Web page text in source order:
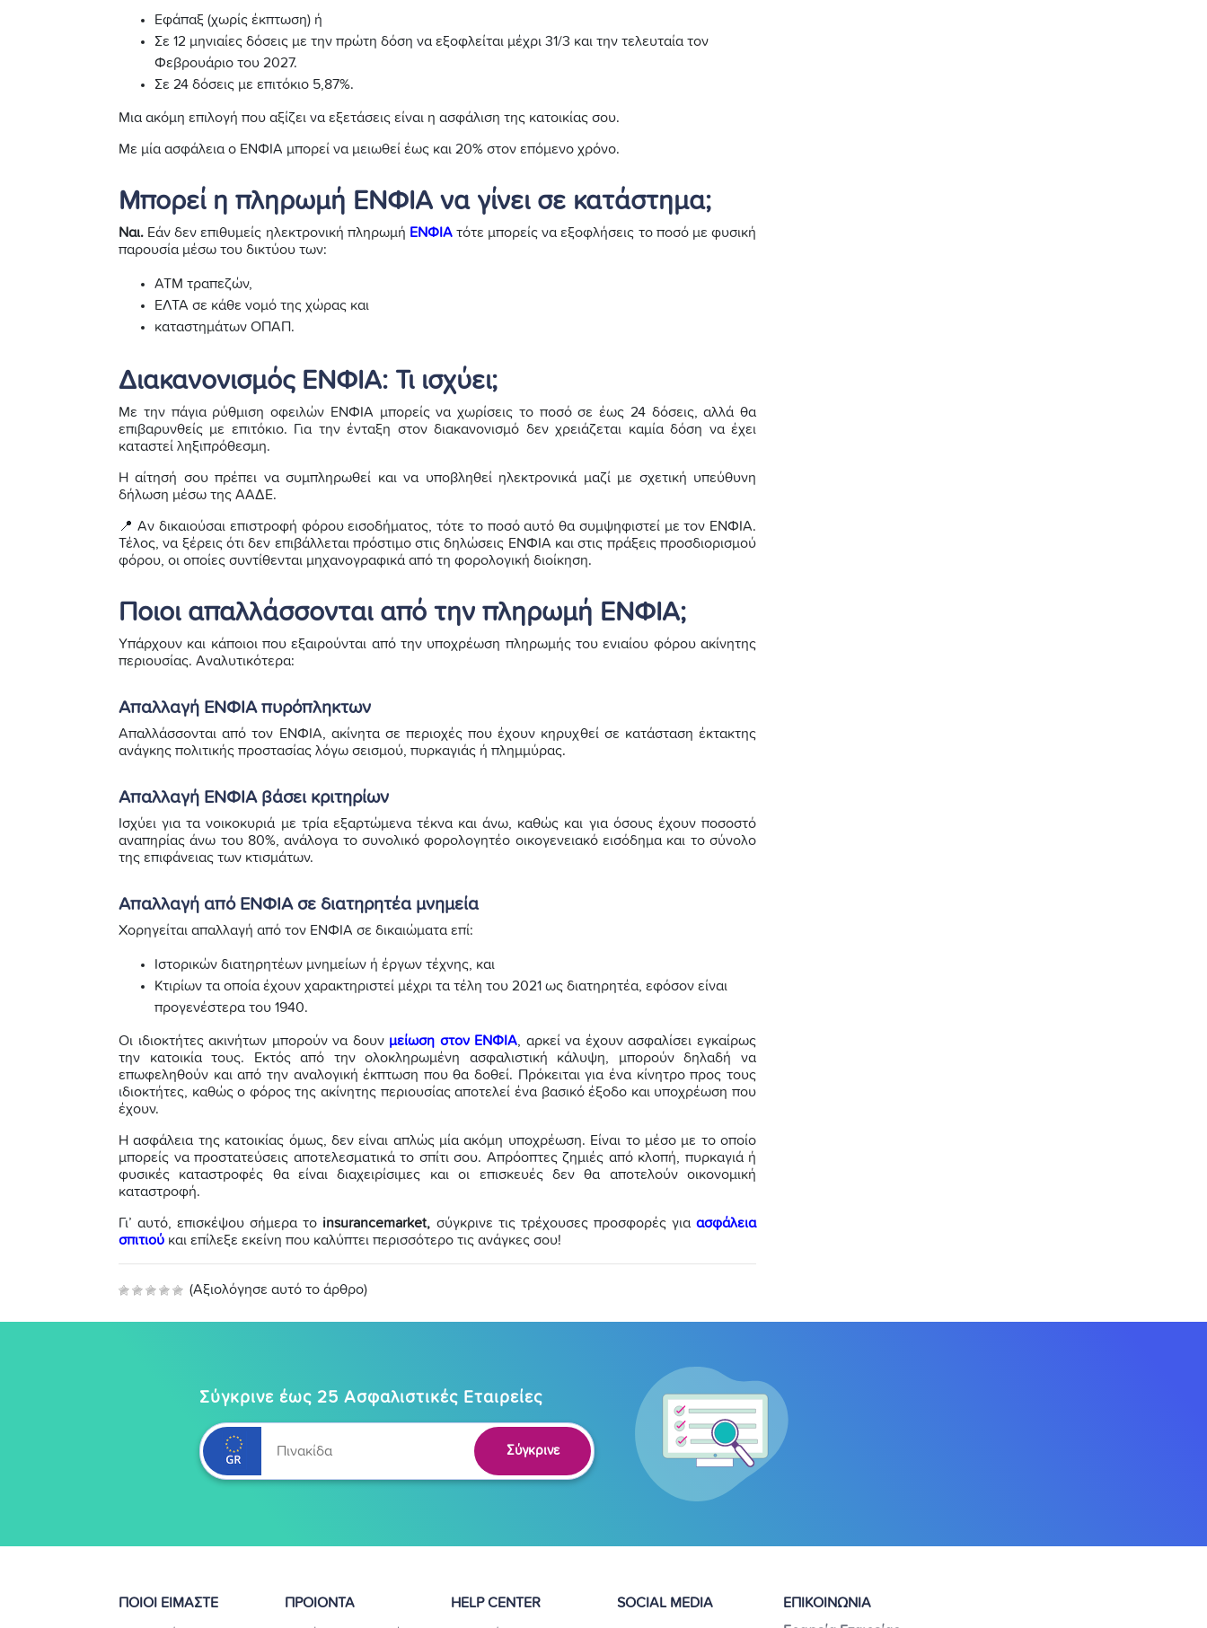
Εφάπαξ (χωρίς έκπτωση) ή
Σε 12 μηνιαίες δόσεις με την πρώτη δόση να εξοφλείται μέχρι 31/3 και την τελευταία τον
Φεβρουάριο του 2027.
Σε 24 δόσεις με επιτόκιο 5,87%.
Μια ακόμη επιλογή που αξίζει να εξετάσεις είναι η ασφάλιση της κατοικίας σου.
Με μία ασφάλεια ο ΕΝΦΙΑ μπορεί να μειωθεί έως και 20% στον επόμενο χρόνο.
Μπορεί η πληρωμή ΕΝΦΙΑ να γίνει σε κατάστημα;
Ναι. Εάν δεν επιθυμείς ηλεκτρονική πληρωμή ΕΝΦΙΑτότε μπορείς να εξοφλήσεις το ποσό με φυσική
παρουσία μέσω του δικτύου των:
ΑΤΜ τραπεζών,
ΕΛΤΑ σε κάθε νομό της χώρας και
καταστημάτων ΟΠΑΠ.
Διακανονισμός ΕΝΦΙΑ: Τι ισχύει;
Με την πάγια ρύθμιση οφειλών ΕΝΦΙΑ μπορείς να χωρίσεις το ποσό σε έως 24 δόσεις, αλλά θα
επιβαρυνθείς με επιτόκιο. Για την ένταξη στον διακανονισμό δεν χρειάζεται καμία δόση να έχει
καταστεί ληξιπρόθεσμη.
Η αίτησή σου πρέπει να συμπληρωθεί και να υποβληθεί ηλεκτρονικά μαζί με σχετική υπεύθυνη
δήλωση μέσω της ΑΑΔΕ.
📍 Αν δικαιούσαι επιστροφή φόρου εισοδήματος, τότε το ποσό αυτό θα συμψηφιστεί με τον ΕΝΦΙΑ.
Τέλος, να ξέρεις ότι δεν επιβάλλεται πρόστιμο στις δηλώσεις ΕΝΦΙΑ και στις πράξεις προσδιορισμού
φόρου, οι οποίες συντίθενται μηχανογραφικά από τη φορολογική διοίκηση.
Ποιοι απαλλάσσονται από την πληρωμή ΕΝΦΙΑ;
Υπάρχουν και κάποιοι που εξαιρούνται από την υποχρέωση πληρωμής του ενιαίου φόρου ακίνητης
περιουσίας. Αναλυτικότερα:
Απαλλαγή ΕΝΦΙΑ πυρόπληκτων
Απαλλάσσονται από τον ΕΝΦΙΑ, ακίνητα σε περιοχές που έχουν κηρυχθεί σε κατάσταση έκτακτης
ανάγκης πολιτικής προστασίας λόγω σεισμού, πυρκαγιάς ή πλημμύρας.
Απαλλαγή ΕΝΦΙΑ βάσει κριτηρίων
Ισχύει για τα νοικοκυριά με τρία εξαρτώμενα τέκνα και άνω, καθώς και για όσους έχουν ποσοστό
αναπηρίας άνω του 80%, ανάλογα το συνολικό φορολογητέο οικογενειακό εισόδημα και το σύνολο
της επιφάνειας των κτισμάτων.
Απαλλαγή από ΕΝΦΙΑ σε διατηρητέα μνημεία
Χορηγείται απαλλαγή από τον ΕΝΦΙΑ σε δικαιώματα επί:
Ιστορικών διατηρητέων μνημείων ή έργων τέχνης, και
Κτιρίων τα οποία έχουν χαρακτηριστεί μέχρι τα τέλη του 2021 ως διατηρητέα, εφόσον είναι
προγενέστερα του 1940.
Οι ιδιοκτήτες ακινήτων μπορούν να δουν μείωση στον ΕΝΦΙΑ , αρκεί να έχουν ασφαλίσει εγκαίρως
την κατοικία τους. Εκτός από την ολοκληρωμένη ασφαλιστική κάλυψη, μπορούν δηλαδή να
επωφεληθούν και από την αναλογική έκπτωση που θα δοθεί. Πρόκειται για ένα κίνητρο προς τους
ιδιοκτήτες, καθώς ο φόρος της ακίνητης περιουσίας αποτελεί ένα βασικό έξοδο και υποχρέωση που
έχουν.
Η ασφάλεια της κατοικίας όμως, δεν είναι απλώς μία ακόμη υποχρέωση. Είναι το μέσο με το οποίο
μπορείς να προστατεύσεις αποτελεσματικά το σπίτι σου. Απρόοπτες ζημιές από κλοπή, πυρκαγιά ή
φυσικές καταστροφές θα είναι διαχειρίσιμες και οι επισκευές δεν θα αποτελούν οικονομική
καταστροφή.
Γι’ αυτό, επισκέψου σήμερα το insurancemarket, σύγκρινε τις τρέχουσες προσφορές γιαασφάλεια
σπιτιού και επίλεξε εκείνη που καλύπτει περισσότερο τις ανάγκες σου!
(Αξιολόγησε αυτό το άρθρο)
Σύγκρινε έως 25 Ασφαλιστικές Εταιρείες
Σύγκρινε
ΠΟΙΟΙ ΕΙΜΑΣΤΕ ΠΡΟΙΟΝΤΑ HELP CENTER SOCIAL MEDIA
ΕΠΙΚΟΙΝΩΝΙΑ